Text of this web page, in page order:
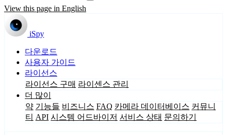
View this page in English
iSpy
다운로드
사용자 가이드
라이선스
라이선스 구매 라이센스 관리
더 많이
약 기능들 비즈니스 FAQ 카메라 데이터베이스 커뮤니
티 API 시스템 어드바이저 서비스 상태 문의하기